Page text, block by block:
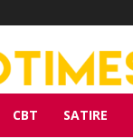
CBT SATIRE